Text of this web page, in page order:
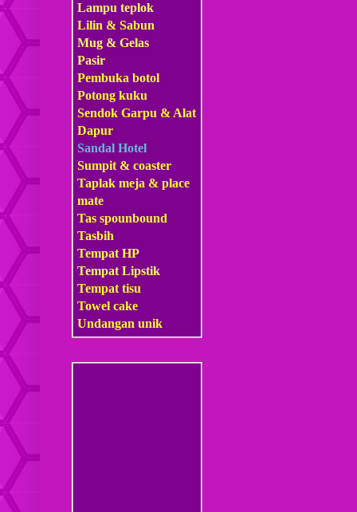
Lampu teplok
Lilin & Sabun
Mug & Gelas
Pasir
Pembuka botol
Potong kuku
Sendok Garpu & Alat
Dapur
Sandal Hotel
Sumpit & coaster
Taplak meja & place
mate
Tas spounbound
Tasbih
Tempat HP
Tempat Lipstik
Tempat tisu
Towel cake
Undangan unik